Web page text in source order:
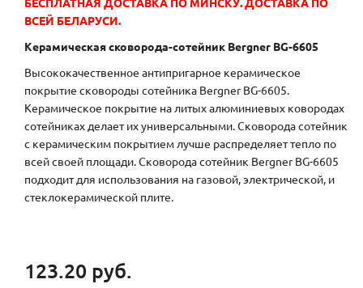
ВСЕЙ БЕЛАРУСИ.
Керамическая сковорода-сотейник Bergner BG-6605
Высококачественное антипригарное керамическое
покрытие сковороды сотейника Bergner BG-6605.
Керамическое покрытие на литых алюминиевых ковородах
сотейниках делает их универсальными. Сковорода сотейник
с керамическим покрытием лучше распределяет тепло по
всей своей площади. Сковорода сотейник Bergner BG-6605
подходит для использования на газовой, электрической, и
стеклокерамической плите.
123.20 руб.